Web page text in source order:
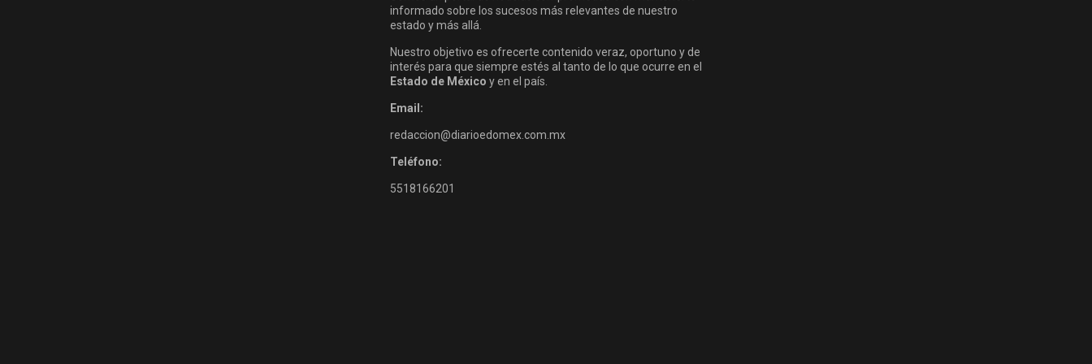
informado sobre los sucesos más relevantes de nuestro
estado y más allá.
Nuestro objetivo es ofrecerte contenido veraz, oportuno y de
interés para que siempre estés al tanto de lo que ocurre en el
Estado de México y en el país.
Email:
redaccion@diarioedomex.com.mx
Teléfono:
5518166201